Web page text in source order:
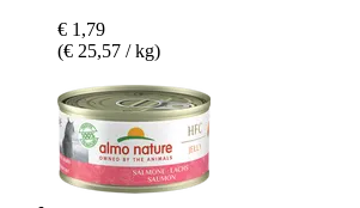
€ 1,79
(€ 25,57 / kg)